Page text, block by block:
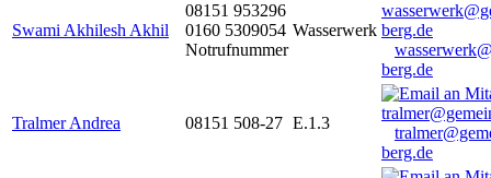
Swami Akhilesh Akhil
08151 953296
0160 5309054
Notrufnummer
Wasserwerk
berg.de
Tralmer Andrea 08151 508-27 E.1.3
berg.de